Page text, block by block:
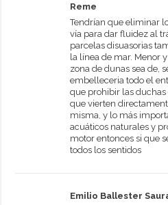
Reme
Tendrían que eliminar
vía para dar fluidez al
parcelas disuasorias
la línea de mar. Menor
zona de dunas sea de,
embelleceria todo el
que prohibir las
que vierten
misma, y lo más
acuáticos naturales y
motor entonces si que
todos los sentidos
Emilio Ballester